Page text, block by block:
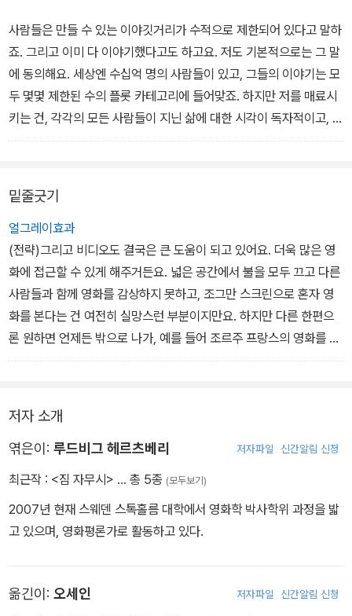
서 출간 이후 개봉한 영화 '브로큰 플라워'의 이야기는, 한국어판에 실
린 영화평론가 정성일 씨의 영화평에서 들어볼 수 있다.
사람들은 만들 수 있는 이야깃거리가 수적으로 제한되어 있다고 말하
죠. 그리고 이미 다 이야기했다고도 하고요. 저도 기본적으로는 그 말
에 동의해요. 세상엔 수십억 명의 사람들이 있고, 그들의 이야기는 모
두 몇몇 제한된 수의 플롯 카테고리에 들어맞죠. 하지만 저를 매료시
키는 건, 각각의 모든 사람들이 지닌 삶에 대한 시각이 독자적이고, 다
른 누구의 것과도 다르다는 점이에요. 제가 관심을 갖는 부분은 인식
이 행성에서 살아가는 데 있어 저를 가장 유쾌하게 자극하는 것들이
죠. 하지만 슬프게도, 역설적으로, 그러한 차이점들이 세상의 아름다
움을 정의하면서도, 세상이 지속적으로 존재하는 것을 막을지도 모르
죠. - 본문 162쪽에서
밑줄긋기
얼그레이효과
(전략)그리고 비디오도 결국은 큰 도움이 되고 있어요. 더욱 많은 영
화에 접근할 수 있게 해주거든요. 넓은 공간에서 불을 모두 끄고 다른
사람들과 함께 영화를 감상하지 못하고, 조그만 스크린으로 혼자 영
화를 본다는 건 여전히 실망스런 부분이지만요. 하지만 다른 한편으
론 원하면 언제든 밖으로 나가, 예를 들어 조르주 프랑스의 영화를 구
해볼 수 있어요. TV 얘기를 하다 보니 고다르가 한 말이 생각나네요.
저자 소개
엮은이: 루드비그 헤르츠베리 저자파일 신간알림 신청
최근작 : <짐 자무시> … 총 5종 (모두보기)
2007년 현재 스웨덴 스톡홀름 대학에서 영화학 박사학위 과정을 밟
고 있으며, 영화평론가로 활동하고 있다.
옮긴이: 오세인 저자파일 신간알림 신청